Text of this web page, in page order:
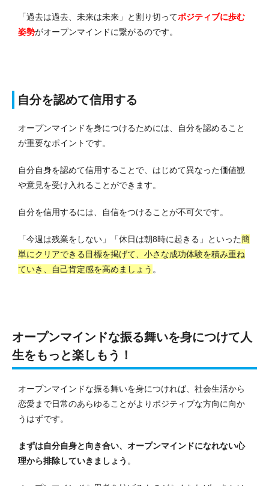
「過去は過去、未来は未来」と割り切ってポジティブに歩む
姿勢がオープンマインドに繋がるのです。
自分を認めて信用する
オープンマインドを身につけるためには、自分を認めること
が重要なポイントです。
自分自身を認めて信用することで、はじめて異なった価値観
や意見を受け入れることができます。
自分を信用するには、自信をつけることが不可欠です。
「今週は残業をしない」「休日は朝8時に起きる」といった簡
単にクリアできる目標を掲げて、小さな成功体験を積み重ね
ていき、自己肯定感を高めましょう 。
オープンマインドな振る舞いを身につけて人
生をもっと楽しもう！
オープンマインドな振る舞いを身につければ、社会生活から
恋愛まで日常のあらゆることがよりポジティブな方向に向か
うはずです。
まずは自分自身と向き合い、オープンマインドになれない心
理から排除していきましょう 。